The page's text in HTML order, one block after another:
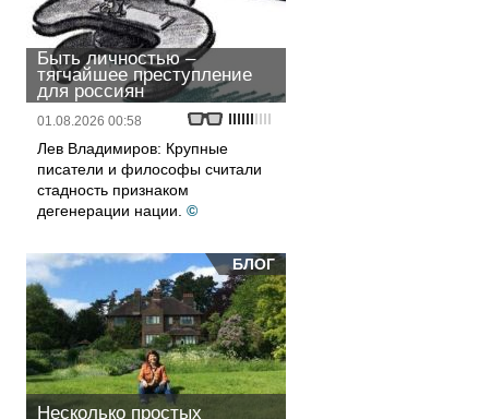
Быть личностью –
тягчайшее преступление
для россиян
01.08.2026 00:58
Лев Владимиров: Крупные
писатели и философы считали
стадность признаком
дегенерации нации. ©
БЛОГ
Несколько простых